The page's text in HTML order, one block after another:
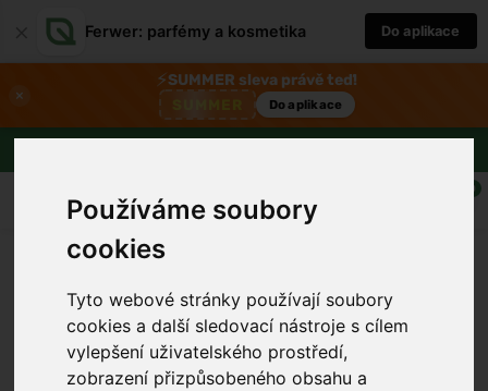
Používáme soubory
cookies
Tyto webové stránky používají soubory
cookies a další sledovací nástroje s cílem
vylepšení uživatelského prostředí,
zobrazení přizpůsobeného obsahu a
Ferwer: parfémy a kosmetika Do aplikace
×
⚡SUMMER sleva právě teď!
Do aplikace
0